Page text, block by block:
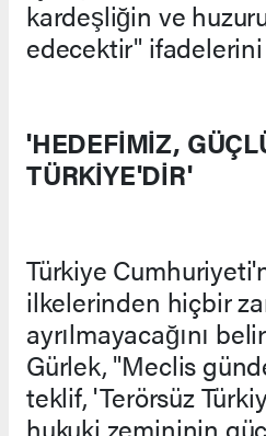
kardeşliğin ve
edecektir" ifadelerini
'HEDEFİMİZ,
TÜRKİYE'DİR'
Türkiye
ilkelerinden hiçbir
ayrılmayacağını
Gürlek, "Meclis
teklif, 'Terörsüz
hukuki zemininin